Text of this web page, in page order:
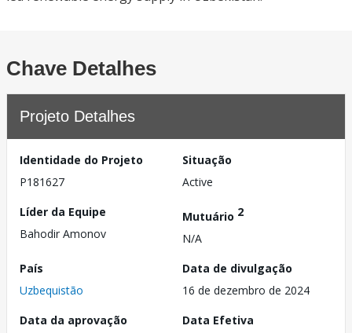
Chave Detalhes
Projeto Detalhes
Identidade do Projeto
P181627
Situação
Active
Líder da Equipe
Bahodir Amonov
Mutuário 2
N/A
País
Uzbequistão
Data de divulgação
16 de dezembro de 2024
Data da aprovação
Data Efetiva